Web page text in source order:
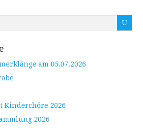
am 05.07.2026
Kinderchöre 2026
2026